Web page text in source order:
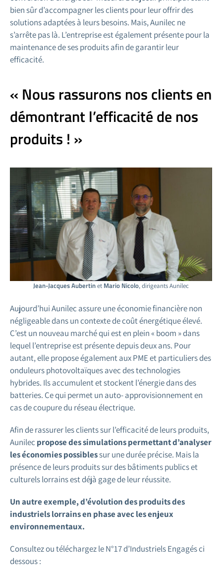
bien sûr d’accompagner les clients pour leur offrir des
solutions adaptées à leurs besoins. Mais, Aunilec ne
s’arrête pas là. L’entreprise est également présente pour la
maintenance de ses produits afin de garantir leur
efficacité.
« Nous rassurons nos clients en
démontrant l’efficacité de nos
produits ! »
Jean-Jacques Aubertinet Mario Nicolo, dirigeants Aunilec
Aujourd’hui Aunilec assure une économie financière non
négligeable dans un contexte de coût énergétique élevé.
C’est un nouveau marché qui est en plein « boom » dans
lequel l’entreprise est présente depuis deux ans. Pour
autant, elle propose également aux PME et particuliers des
onduleurs photovoltaïques avec des technologies
hybrides. Ils accumulent et stockent l’énergie dans des
batteries. Ce qui permet un auto- approvisionnement en
cas de coupure du réseau électrique.
Afin de rassurer les clients sur l’efficacité de leurs produits,
Aunilec propose des simulations permettant d’analyser
les économies possiblessur une durée précise. Mais la
présence de leurs produits sur des bâtiments publics et
culturels lorrains est déjà gage de leur réussite.
Un autre exemple, d’évolution des produits des
industriels lorrains en phase avec les enjeux
environnementaux.
Consultez ou téléchargez le N°17 d’Industriels Engagés ci
dessous :